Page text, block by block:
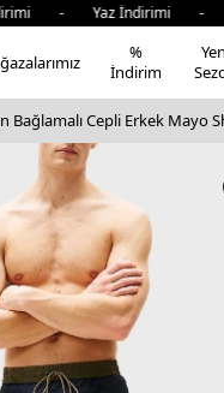
Yaz İndirimi -
%
İndirim
Bağlamalı Cepli Erkek Mayo